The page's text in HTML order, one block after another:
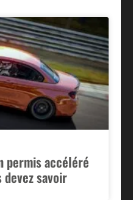
permis accéléré
savoir